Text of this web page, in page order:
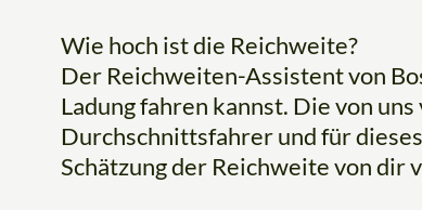
Wie hoch ist die Reichweite?
Der Reichweiten-Assistent von
Ladung fahren kannst. Die von
Durchschnittsfahrer und für
Schätzung der Reichweite von dir